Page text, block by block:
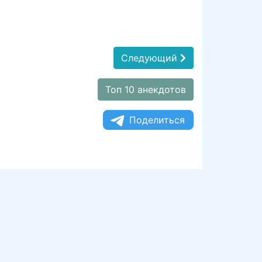
Следующий
Топ 10 анекдотов
Поделиться